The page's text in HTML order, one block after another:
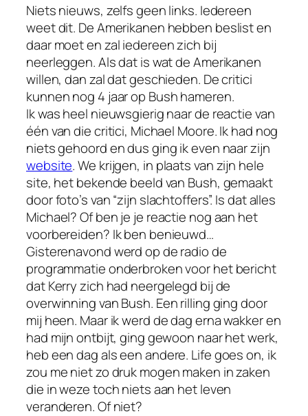
Niets nieuws, zelfs geen links. Iedereen
weet dit. De Amerikanen hebben beslist en
daar moet en zal iedereen zich bij
neerleggen. Als dat is wat de Amerikanen
willen, dan zal dat geschieden. De critici
kunnen nog 4 jaar op Bush hameren.
Ik was heel nieuwsgierig naar de reactie van
één van die critici, Michael Moore. Ik had nog
niets gehoord en dus ging ik even naar zijn
website. We krijgen, in plaats van zijn hele
site, het bekende beeld van Bush, gemaakt
door foto’s van “zijn slachtoffers”. Is dat alles
Michael? Of ben je je reactie nog aan het
voorbereiden? Ik ben benieuwd…
Gisterenavond werd op de radio de
programmatie onderbroken voor het bericht
dat Kerry zich had neergelegd bij de
overwinning van Bush. Een rilling ging door
mij heen. Maar ik werd de dag erna wakker en
had mijn ontbijt, ging gewoon naar het werk,
heb een dag als een andere. Life goes on, ik
zou me niet zo druk mogen maken in zaken
die in weze toch niets aan het leven
veranderen. Of niet?